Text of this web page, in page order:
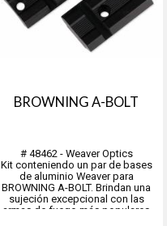
BROWNING A-BOLT
# 48462 - Weaver Optics
Kit conteniendo un par de bases
de aluminio Weaver para
BROWNING A-BOLT. Brindan una
sujeción excepcional con las
armas de fuego más populares